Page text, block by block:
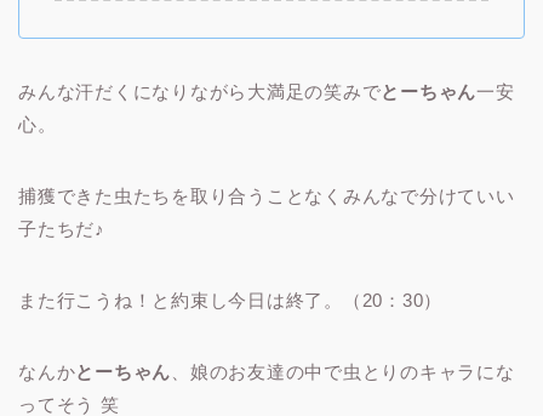
みんな汗だくになりながら大満足の笑みでとーちゃん一安
心。
捕獲できた虫たちを取り合うことなくみんなで分けていい
子たちだ♪
また行こうね！と約束し今日は終了。（20：30）
なんかとーちゃん 、娘のお友達の中で虫とりのキャラにな
ってそう 笑